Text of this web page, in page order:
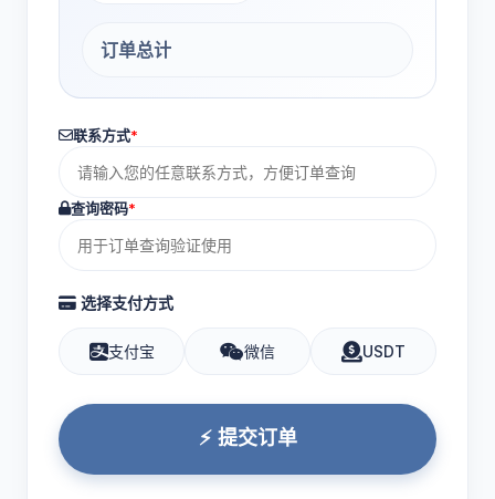
订单总计
联系方式*
查询密码*
选择支付方式
支付宝 微信 USDT
⚡ 提交订单